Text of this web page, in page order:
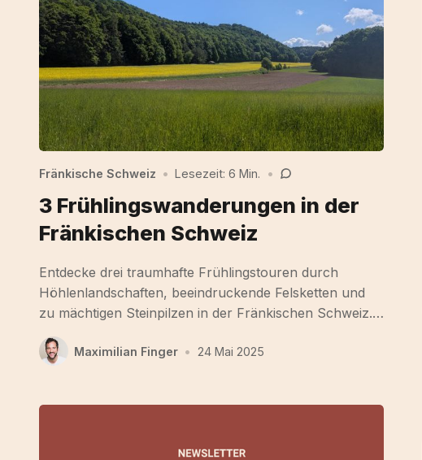
Fränkische Schweiz • Lesezeit: 6 Min. •
3 Frühlingswanderungen in der
Fränkischen Schweiz
Entdecke drei traumhafte Frühlingstouren durch
Höhlenlandschaften, beeindruckende Felsketten und
zu mächtigen Steinpilzen in der Fränkischen Schweiz.…
Maximilian Finger • 24 Mai 2025